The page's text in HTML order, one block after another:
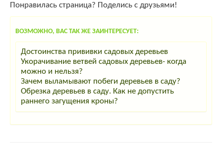
Понравилась страница? Поделись с друзьями!
ВОЗМОЖНО, ВАС ТАК ЖЕ ЗАИНТЕРЕСУЕТ:
Достоинства прививки садовых деревьев
Укорачивание ветвей садовых деревьев- когда
можно и нельзя?
Зачем выламывают побеги деревьев в саду?
Обрезка деревьев в саду. Как не допустить
раннего загущения кроны?